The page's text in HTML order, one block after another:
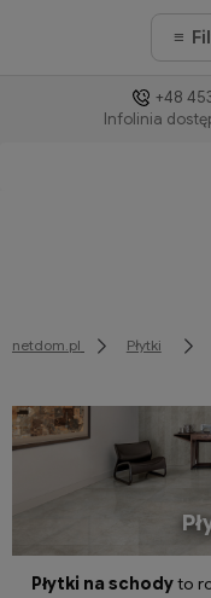
Szukasz produktu,
z nami, a
+48
netdom.pl Płytki
Płytki na schodyto
≡